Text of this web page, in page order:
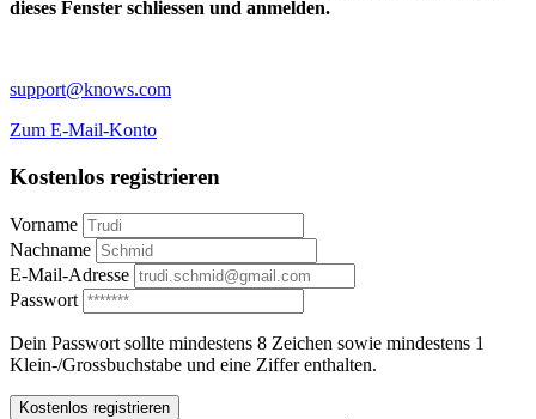
dieses Fenster schliessen und anmelden.
support@knows.com
Zum E-Mail-Konto
Kostenlos registrieren
Vorname
Nachname
E-Mail-Adresse
Passwort
Dein Passwort sollte mindestens 8 Zeichen sowie mindestens 1
Klein-/Grossbuchstabe und eine Ziffer enthalten.
Kostenlos registrieren